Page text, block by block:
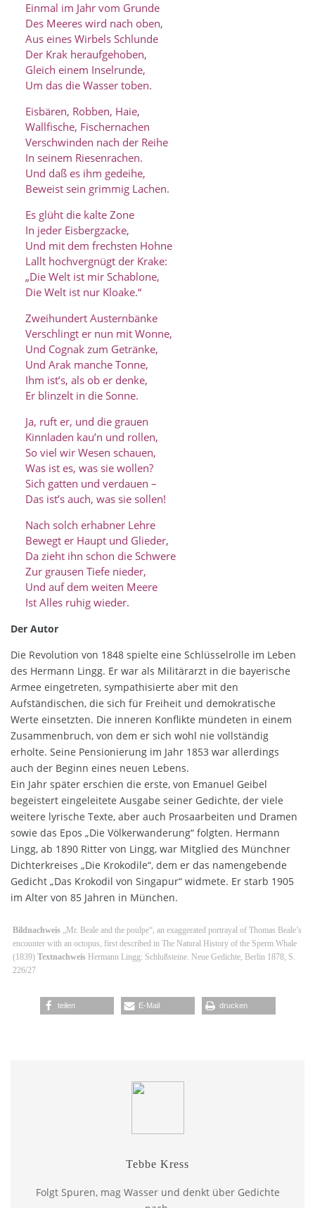
Einmal im Jahr vom Grunde
Des Meeres wird nach oben,
Aus eines Wirbels Schlunde
Der Krak heraufgehoben,
Gleich einem Inselrunde,
Um das die Wasser toben.
Eisbären, Robben, Haie,
Wallfische, Fischernachen
Verschwinden nach der Reihe
In seinem Riesenrachen.
Und daß es ihm gedeihe,
Beweist sein grimmig Lachen.
Es glüht die kalte Zone
In jeder Eisbergzacke,
Und mit dem frechsten Hohne
Lallt hochvergnügt der Krake:
„Die Welt ist mir Schablone,
Die Welt ist nur Kloake.“
Zweihundert Austernbänke
Verschlingt er nun mit Wonne,
Und Cognak zum Getränke,
Und Arak manche Tonne,
Ihm ist’s, als ob er denke,
Er blinzelt in die Sonne.
Ja, ruft er, und die grauen
Kinnladen kau’n und rollen,
So viel wir Wesen schauen,
Was ist es, was sie wollen?
Sich gatten und verdauen –
Das ist’s auch, was sie sollen!
Nach solch erhabner Lehre
Bewegt er Haupt und Glieder,
Da zieht ihn schon die Schwere
Zur grausen Tiefe nieder,
Und auf dem weiten Meere
Ist Alles ruhig wieder.
Der Autor
Die Revolution von 1848 spielte eine Schlüsselrolle im Leben
des Hermann Lingg. Er war als Militärarzt in die bayerische
Armee eingetreten, sympathisierte aber mit den
Aufständischen, die sich für Freiheit und demokratische
Werte einsetzten. Die inneren Konflikte mündeten in einem
Zusammenbruch, von dem er sich wohl nie vollständig
erholte. Seine Pensionierung im Jahr 1853 war allerdings
auch der Beginn eines neuen Lebens.
Ein Jahr später erschien die erste, von Emanuel Geibel
begeistert eingeleitete Ausgabe seiner Gedichte, der viele
weitere lyrische Texte, aber auch Prosaarbeiten und Dramen
sowie das Epos „Die Völkerwanderung“ folgten. Hermann
Lingg, ab 1890 Ritter von Lingg, war Mitglied des Münchner
Dichterkreises „Die Krokodile“, dem er das namengebende
Gedicht „Das Krokodil von Singapur“ widmete. Er starb 1905
im Alter von 85 Jahren in München.
Bildnachweis „Mr. Beale and the poulpe“, an exaggerated portrayal of Thomas Beale’s
encounter with an octopus, first described in The Natural History of the Sperm Whale
(1839) Textnachweis Hermann Lingg: Schlußsteine. Neue Gedichte, Berlin 1878, S.
226/27
teilen E-Mail drucken
Tebbe Kress
Folgt Spuren, mag Wasser und denkt über Gedichte